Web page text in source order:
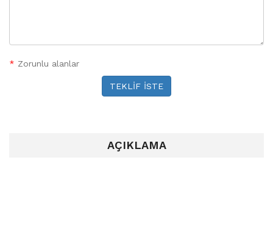
* Zorunlu alanlar
TEKLİF İSTE
AÇIKLAMA